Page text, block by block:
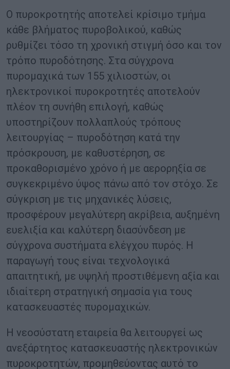
Ο πυροκροτητής αποτελεί κρίσιμο τμήμα
κάθε βλήματος πυροβολικού, καθώς
ρυθμίζει τόσο τη χρονική στιγμή όσο και τον
τρόπο πυροδότησης. Στα σύγχρονα
πυρομαχικά των 155 χιλιοστών, οι
ηλεκτρονικοί πυροκροτητές αποτελούν
πλέον τη συνήθη επιλογή, καθώς
υποστηρίζουν πολλαπλούς τρόπους
λειτουργίας – πυροδότηση κατά την
πρόσκρουση, με καθυστέρηση, σε
προκαθορισμένο χρόνο ή με αερορηξία σε
συγκεκριμένο ύψος πάνω από τον στόχο. Σε
σύγκριση με τις μηχανικές λύσεις,
προσφέρουν μεγαλύτερη ακρίβεια, αυξημένη
ευελιξία και καλύτερη διασύνδεση με
σύγχρονα συστήματα ελέγχου πυρός. Η
παραγωγή τους είναι τεχνολογικά
απαιτητική, με υψηλή προστιθέμενη αξία και
ιδιαίτερη στρατηγική σημασία για τους
κατασκευαστές πυρομαχικών.
Η νεοσύστατη εταιρεία θα λειτουργεί ως
ανεξάρτητος κατασκευαστής ηλεκτρονικών
πυροκροτητών, προμηθεύοντας αυτό το